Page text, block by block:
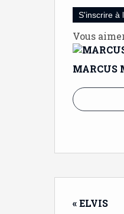
S'inscrire à
Vous
MARCUS
« ELVIS